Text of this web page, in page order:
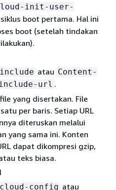
init-user-
boot pertama. Hal ini
boot (setelah tindakan
atau Content-
url .
yang disertakan. File
per baris. Setiap URL
diteruskan melalui
yang sama ini. Konten
dapat dikompresi gzip,
teks biasa.
config atau